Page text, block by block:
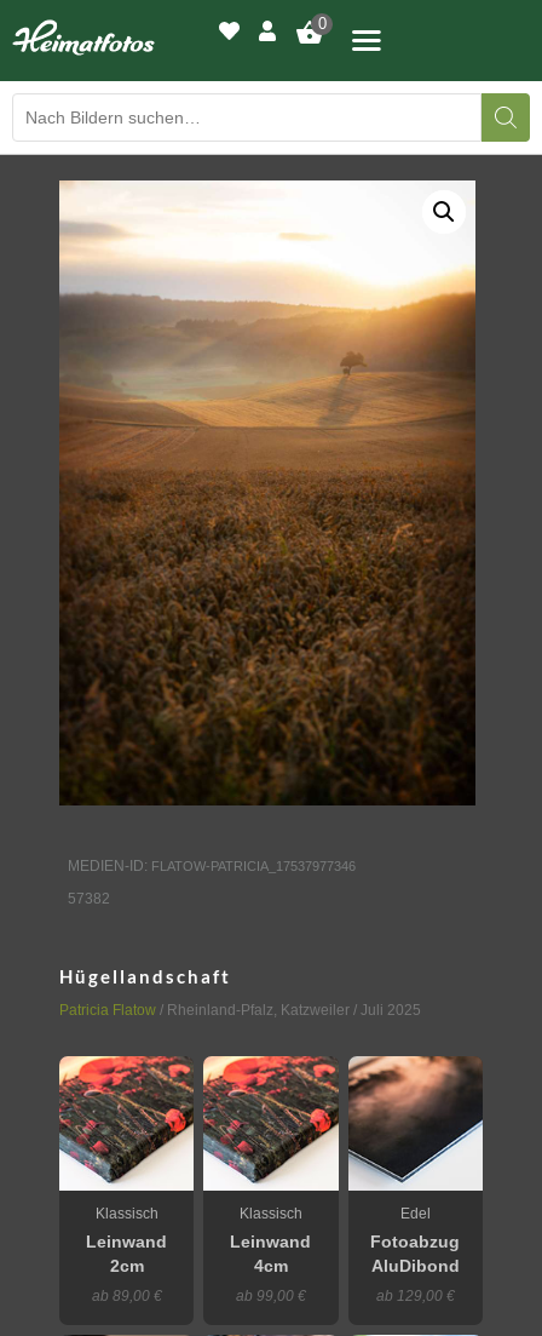
0
DRUCKQUALITÄTEN
LED-LEUCHTBILDER
WIR DRUCKEN IHR BILD
AUSSTELLUNGEN
HEIMATLICHTER
KONTAKT
MEDIEN-ID: FLATOW-PATRICIA_17537977346
57382
Hügellandschaft
Patricia Flatow / Rheinland-Pfalz, Katzweiler / Juli 2025
Klassisch
Leinwand
2cm
ab 89,00 €
Klassisch
Leinwand
4cm
ab 99,00 €
Edel
Fotoabzug
AluDibond
ab 129,00 €